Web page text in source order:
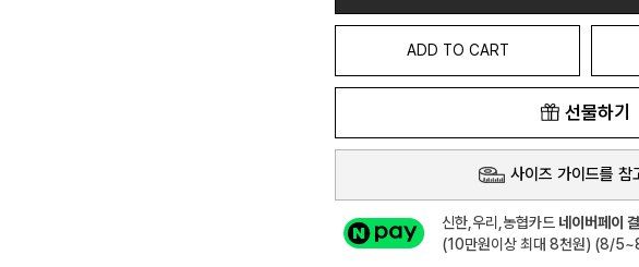
ADD TO CART
선물하기
사이즈 가이드를 참
신한,우리,농협카드 네이버페이
(10만원이상 최대 8천원) (8/